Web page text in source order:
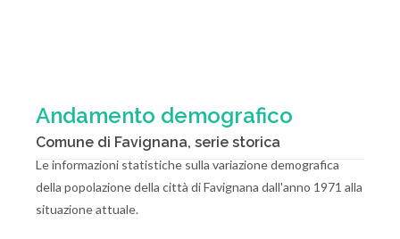
Andamento demografico
Comune di Favignana, serie storica
Le informazioni statistiche sulla variazione demografica
della popolazione della città di Favignana dall'anno 1971 alla
situazione attuale.